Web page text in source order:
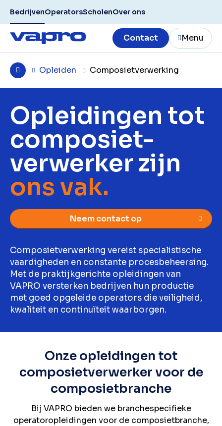
BedrijvenOperatorsScholenOver ons
Contact Menu
Opleidingen tot
composiet-
verwerker zijn
ons vak.
Neem contact op
Composietverwerking vereist specialistische
vaardigheden en constante procesbeheersing.
Met de praktijkgerichte opleidingen van
VAPRO versterken bedrijven hun productie
met goed opgeleide operators die veiligheid,
kwaliteit en continuïteit waarborgen.
Opleiden Composietverwerking
Onze opleidingen tot
composietverwerker voor de
composietbranche
Bij VAPRO bieden we branchespecifieke
operatoropleidingen voor de composietbranche,